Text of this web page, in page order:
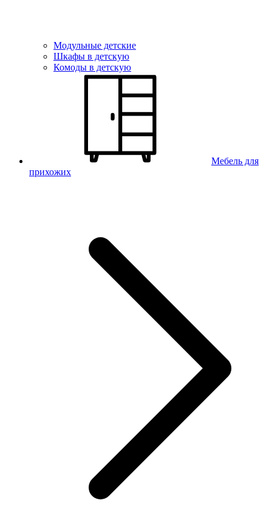
Модульные детские
Шкафы в детскую
Комоды в детскую
Мебель для
прихожих